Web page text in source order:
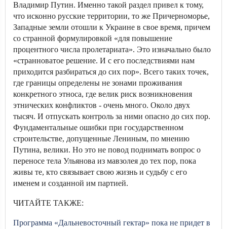
Владимир Путин. Именно такой раздел привел к тому,
что исконно русские территории, то же Причерноморье,
Западные земли отошли к Украине в свое время, причем
со странной формулировкой «для повышение
процентного числа пролетариата». Это изначально было
«странноватое решение. И с его последствиями нам
приходится разбираться до сих пор». Всего таких точек,
где границы определены не зонами проживания
конкретного этноса, где велик риск возникновения
этнических конфликтов - очень много. Около двух
тысяч. И отпускать контроль за ними опасно до сих пор.
Фундаментальные ошибки при государственном
строительстве, допущенные Лениным, по мнению
Путина, велики. Но это не повод поднимать вопрос о
переносе тела Ульянова из мавзолея до тех пор, пока
живы те, кто связывает свою жизнь и судьбу с его
именем и созданной им партией.
ЧИТАЙТЕ ТАКЖЕ:
Программа «Дальневосточный гектар» пока не придет в